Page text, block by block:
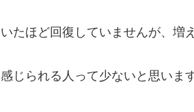
たほど回復していませんが、増
じられる人って少ないと思いま